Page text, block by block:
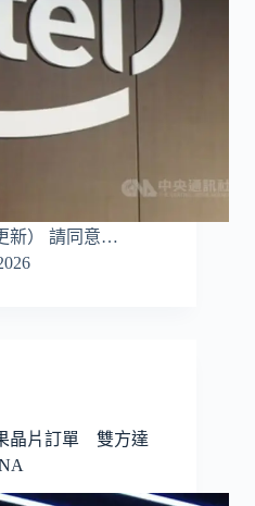
新） 請同意…
晶片訂單 雙方達